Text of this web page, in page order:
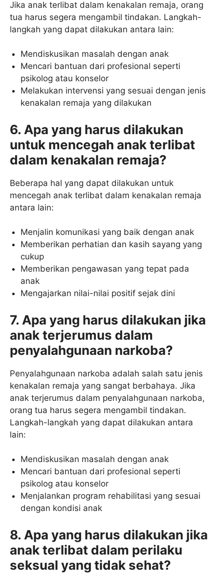
Jika anak terlibat dalam kenakalan remaja, orang
tua harus segera mengambil tindakan. Langkah-
langkah yang dapat dilakukan antara lain:
Mendiskusikan masalah dengan anak
Mencari bantuan dari profesional seperti
psikolog atau konselor
Melakukan intervensi yang sesuai dengan jenis
kenakalan remaja yang dilakukan
6. Apa yang harus dilakukan
untuk mencegah anak terlibat
dalam kenakalan remaja?
Beberapa hal yang dapat dilakukan untuk
mencegah anak terlibat dalam kenakalan remaja
antara lain:
Menjalin komunikasi yang baik dengan anak
Memberikan perhatian dan kasih sayang yang
cukup
Memberikan pengawasan yang tepat pada
anak
Mengajarkan nilai-nilai positif sejak dini
7. Apa yang harus dilakukan jika
anak terjerumus dalam
penyalahgunaan narkoba?
Penyalahgunaan narkoba adalah salah satu jenis
kenakalan remaja yang sangat berbahaya. Jika
anak terjerumus dalam penyalahgunaan narkoba,
orang tua harus segera mengambil tindakan.
Langkah-langkah yang dapat dilakukan antara
lain:
Mendiskusikan masalah dengan anak
Mencari bantuan dari profesional seperti
psikolog atau konselor
Menjalankan program rehabilitasi yang sesuai
dengan kondisi anak
8. Apa yang harus dilakukan jika
anak terlibat dalam perilaku
seksual yang tidak sehat?